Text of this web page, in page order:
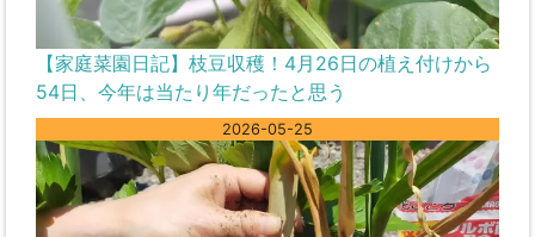
【家庭菜園日記】枝豆収穫！4月26日の植え付けから
54日、今年は当たり年だったと思う
2026-05-25